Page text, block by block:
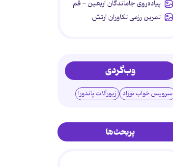
پیاده‌روی جاماندگان اربعین - قم
تمرین رزمی تکاوران ارتش
وب‌گردی
سرویس خواب نوزاد زیورآلات پاندورا
پربحث‌ها